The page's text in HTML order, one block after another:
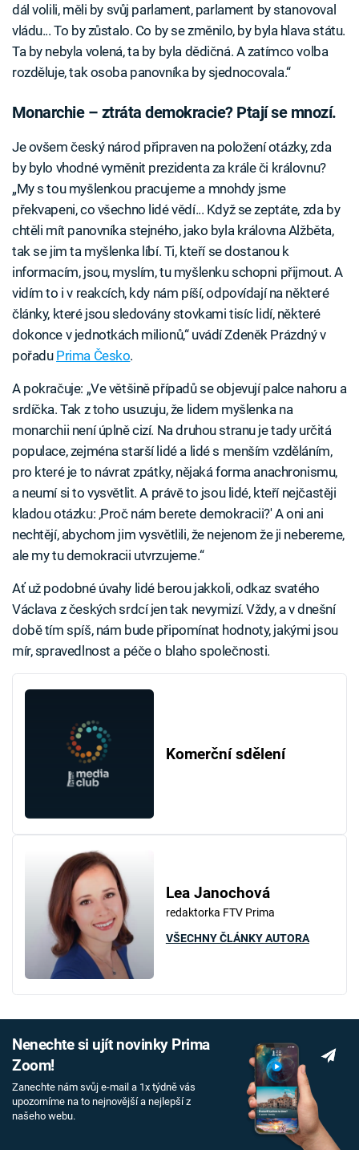
dál volili, měli by svůj parlament, parlament by stanovoval
vládu... To by zůstalo. Co by se změnilo, by byla hlava státu.
Ta by nebyla volená, ta by byla dědičná. A zatímco volba
rozděluje, tak osoba panovníka by sjednocovala.“
Monarchie – ztráta demokracie? Ptají se mnozí.
Je ovšem český národ připraven na položení otázky, zda
by bylo vhodné vyměnit prezidenta za krále či královnu?
„My s tou myšlenkou pracujeme a mnohdy jsme
překvapeni, co všechno lidé vědí... Když se zeptáte, zda by
chtěli mít panovníka stejného, jako byla královna Alžběta,
tak se jim ta myšlenka líbí. Ti, kteří se dostanou k
informacím, jsou, myslím, tu myšlenku schopni přijmout. A
vidím to i v reakcích, kdy nám píší, odpovídají na některé
články, které jsou sledovány stovkami tisíc lidí, některé
dokonce v jednotkách milionů,“ uvádí Zdeněk Prázdný v
pořadu Prima Česko.
A pokračuje: „Ve většině případů se objevují palce nahoru a
srdíčka. Tak z toho usuzuju, že lidem myšlenka na
monarchii není úplně cizí. Na druhou stranu je tady určitá
populace, zejména starší lidé a lidé s menším vzděláním,
pro které je to návrat zpátky, nějaká forma anachronismu,
a neumí si to vysvětlit. A právě to jsou lidé, kteří nejčastěji
kladou otázku: ‚Proč nám berete demokracii?' A oni ani
nechtějí, abychom jim vysvětlili, že nejenom že ji nebereme,
ale my tu demokracii utvrzujeme.“
Ať už podobné úvahy lidé berou jakkoli, odkaz svatého
Václava z českých srdcí jen tak nevymizí. Vždy, a v dnešní
době tím spíš, nám bude připomínat hodnoty, jakými jsou
mír, spravedlnost a péče o blaho společnosti.
Komerční sdělení
Lea Janochová
redaktorka FTV Prima
VŠECHNY ČLÁNKY AUTORA
Nenechte si ujít novinky Prima
Zoom!
Zanechte nám svůj e-mail a 1x týdně vás
upozorníme na to nejnovější a nejlepší z
našeho webu.